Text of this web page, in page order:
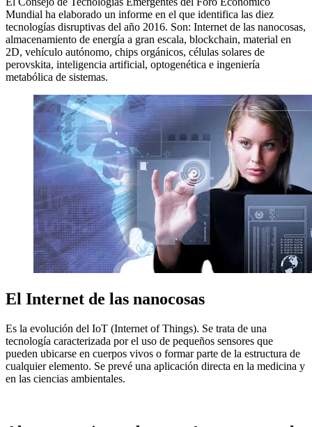
Mundial ha elaborado un informe en el que identifica las diez
tecnologías disruptivas del año 2016. Son: Internet de las nanocosas,
almacenamiento de energía a gran escala, blockchain, material en
2D, vehículo autónomo, chips orgánicos, células solares de
perovskita, inteligencia artificial, optogenética e ingeniería
metabólica de sistemas.
El Internet de las nanocosas
Es la evolución del IoT (Internet of Things). Se trata de una
tecnología caracterizada por el uso de pequeños sensores que
pueden ubicarse en cuerpos vivos o formar parte de la estructura de
cualquier elemento. Se prevé una aplicación directa en la medicina y
en las ciencias ambientales.